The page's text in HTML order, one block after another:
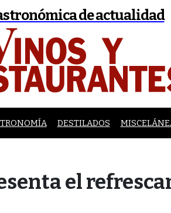
de actualidad
DESTILADOS
el